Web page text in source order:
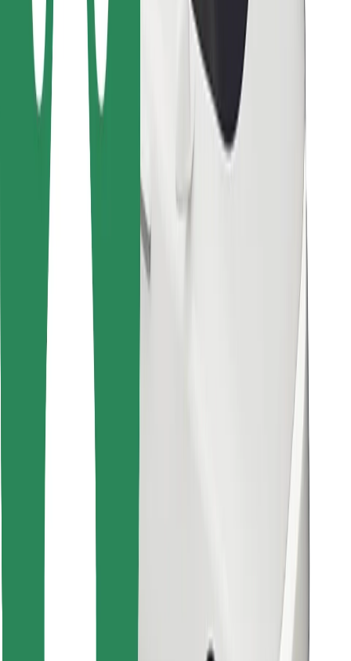
Proveedores
Términos y Condiciones
Cookies
Seguridad
Descargar la app de Bolt
Encontrá tu comida favorita
Descargar la app de Bolt Food